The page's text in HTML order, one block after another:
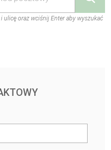
oraz wciśnij Enter aby wyszukać